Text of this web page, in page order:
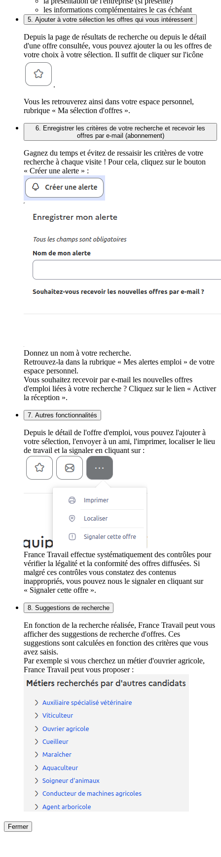
les informations complémentaires le cas échéant
5. Ajouter à votre sélection les offres qui vous intéressent
Depuis la page de résultats de recherche ou depuis le détail
d'une offre consultée, vous pouvez ajouter la ou les offres de
votre choix à votre sélection. Il suffit de cliquer sur l'icône
.
Vous les retrouverez ainsi dans votre espace personnel,
rubrique « Ma sélection d'offres ».
6. Enregistrer les critères de votre recherche et recevoir les
offres par e-mail (abonnement)
Gagnez du temps et évitez de ressaisir les critères de votre
recherche à chaque visite ! Pour cela, cliquez sur le bouton
« Créer une alerte » :
Donnez un nom à votre recherche.
Retrouvez-la dans la rubrique « Mes alertes emploi » de votre
espace personnel.
Vous souhaitez recevoir par e-mail les nouvelles offres
d'emploi liées à votre recherche ? Cliquez sur le lien « Activer
la réception ».
7. Autres fonctionnalités
Depuis le détail de l'offre d'emploi, vous pouvez l'ajouter à
votre sélection, l'envoyer à un ami, l'imprimer, localiser le lieu
de travail et la signaler en cliquant sur :
France Travail effectue systématiquement des contrôles pour
vérifier la légalité et la conformité des offres diffusées. Si
malgré ces contrôles vous constatez des contenus
inappropriés, vous pouvez nous le signaler en cliquant sur
« Signaler cette offre ».
8. Suggestions de recherche
En fonction de la recherche réalisée, France Travail peut vous
afficher des suggestions de recherche d'offres. Ces
suggestions sont calculées en fonction des critères que vous
avez saisis.
Par exemple si vous cherchez un métier d'ouvrier agricole,
France Travail peut vous proposer :
Fermer